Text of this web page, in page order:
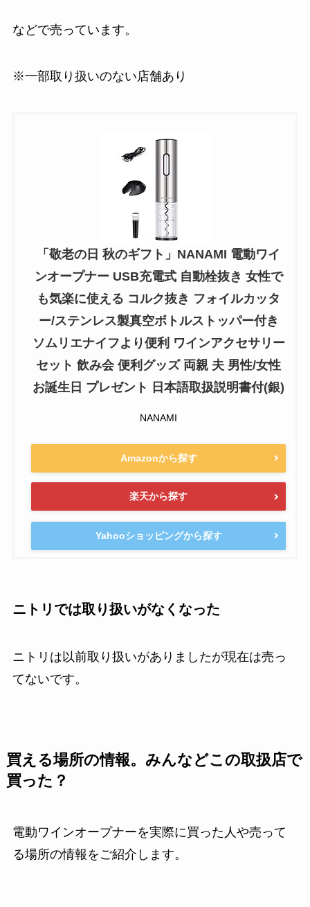
などで売っています。
※一部取り扱いのない店舗あり
「敬老の日 秋のギフト」NANAMI 電動ワイ
ンオープナー USB充電式 自動栓抜き 女性で
も気楽に使える コルク抜き フォイルカッタ
ー/ステンレス製真空ボトルストッパー付き
ソムリエナイフより便利 ワインアクセサリー
セット 飲み会 便利グッズ 両親 夫 男性/女性
お誕生日 プレゼント 日本語取扱説明書付(銀)
NANAMI
Amazonから探す
楽天から探す
Yahooショッピングから探す
ニトリでは取り扱いがなくなった
ニトリは以前取り扱いがありましたが現在は売っ
てないです。
買える場所の情報。みんなどこの取扱店で
買った？
電動ワインオープナーを実際に買った人や売って
る場所の情報をご紹介します。